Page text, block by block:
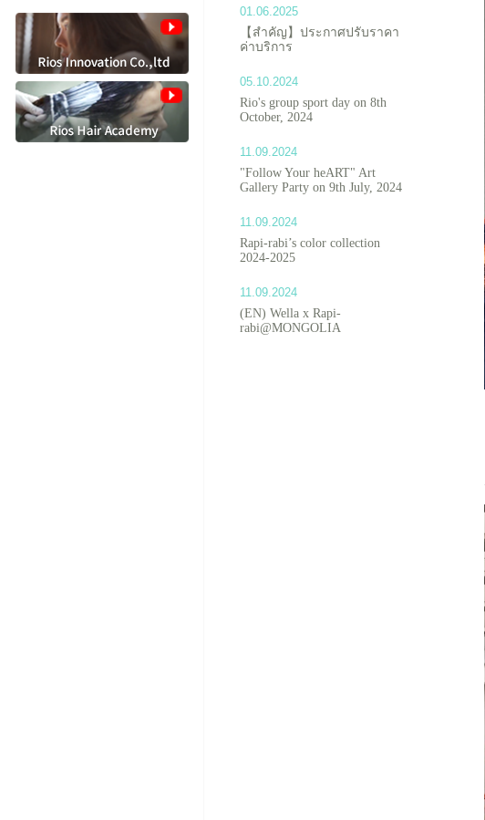
01.06.2025
【สำคัญ】ประกาศปรับราคา
ค่าบริการ
05.10.2024
Rio's group sport day on 8th
October, 2024
11.09.2024
"Follow Your heART" Art
Gallery Party on 9th July, 2024
11.09.2024
Rapi-rabi’s color collection
2024-2025
11.09.2024
(EN) Wella x Rapi-
rabi@MONGOLIA